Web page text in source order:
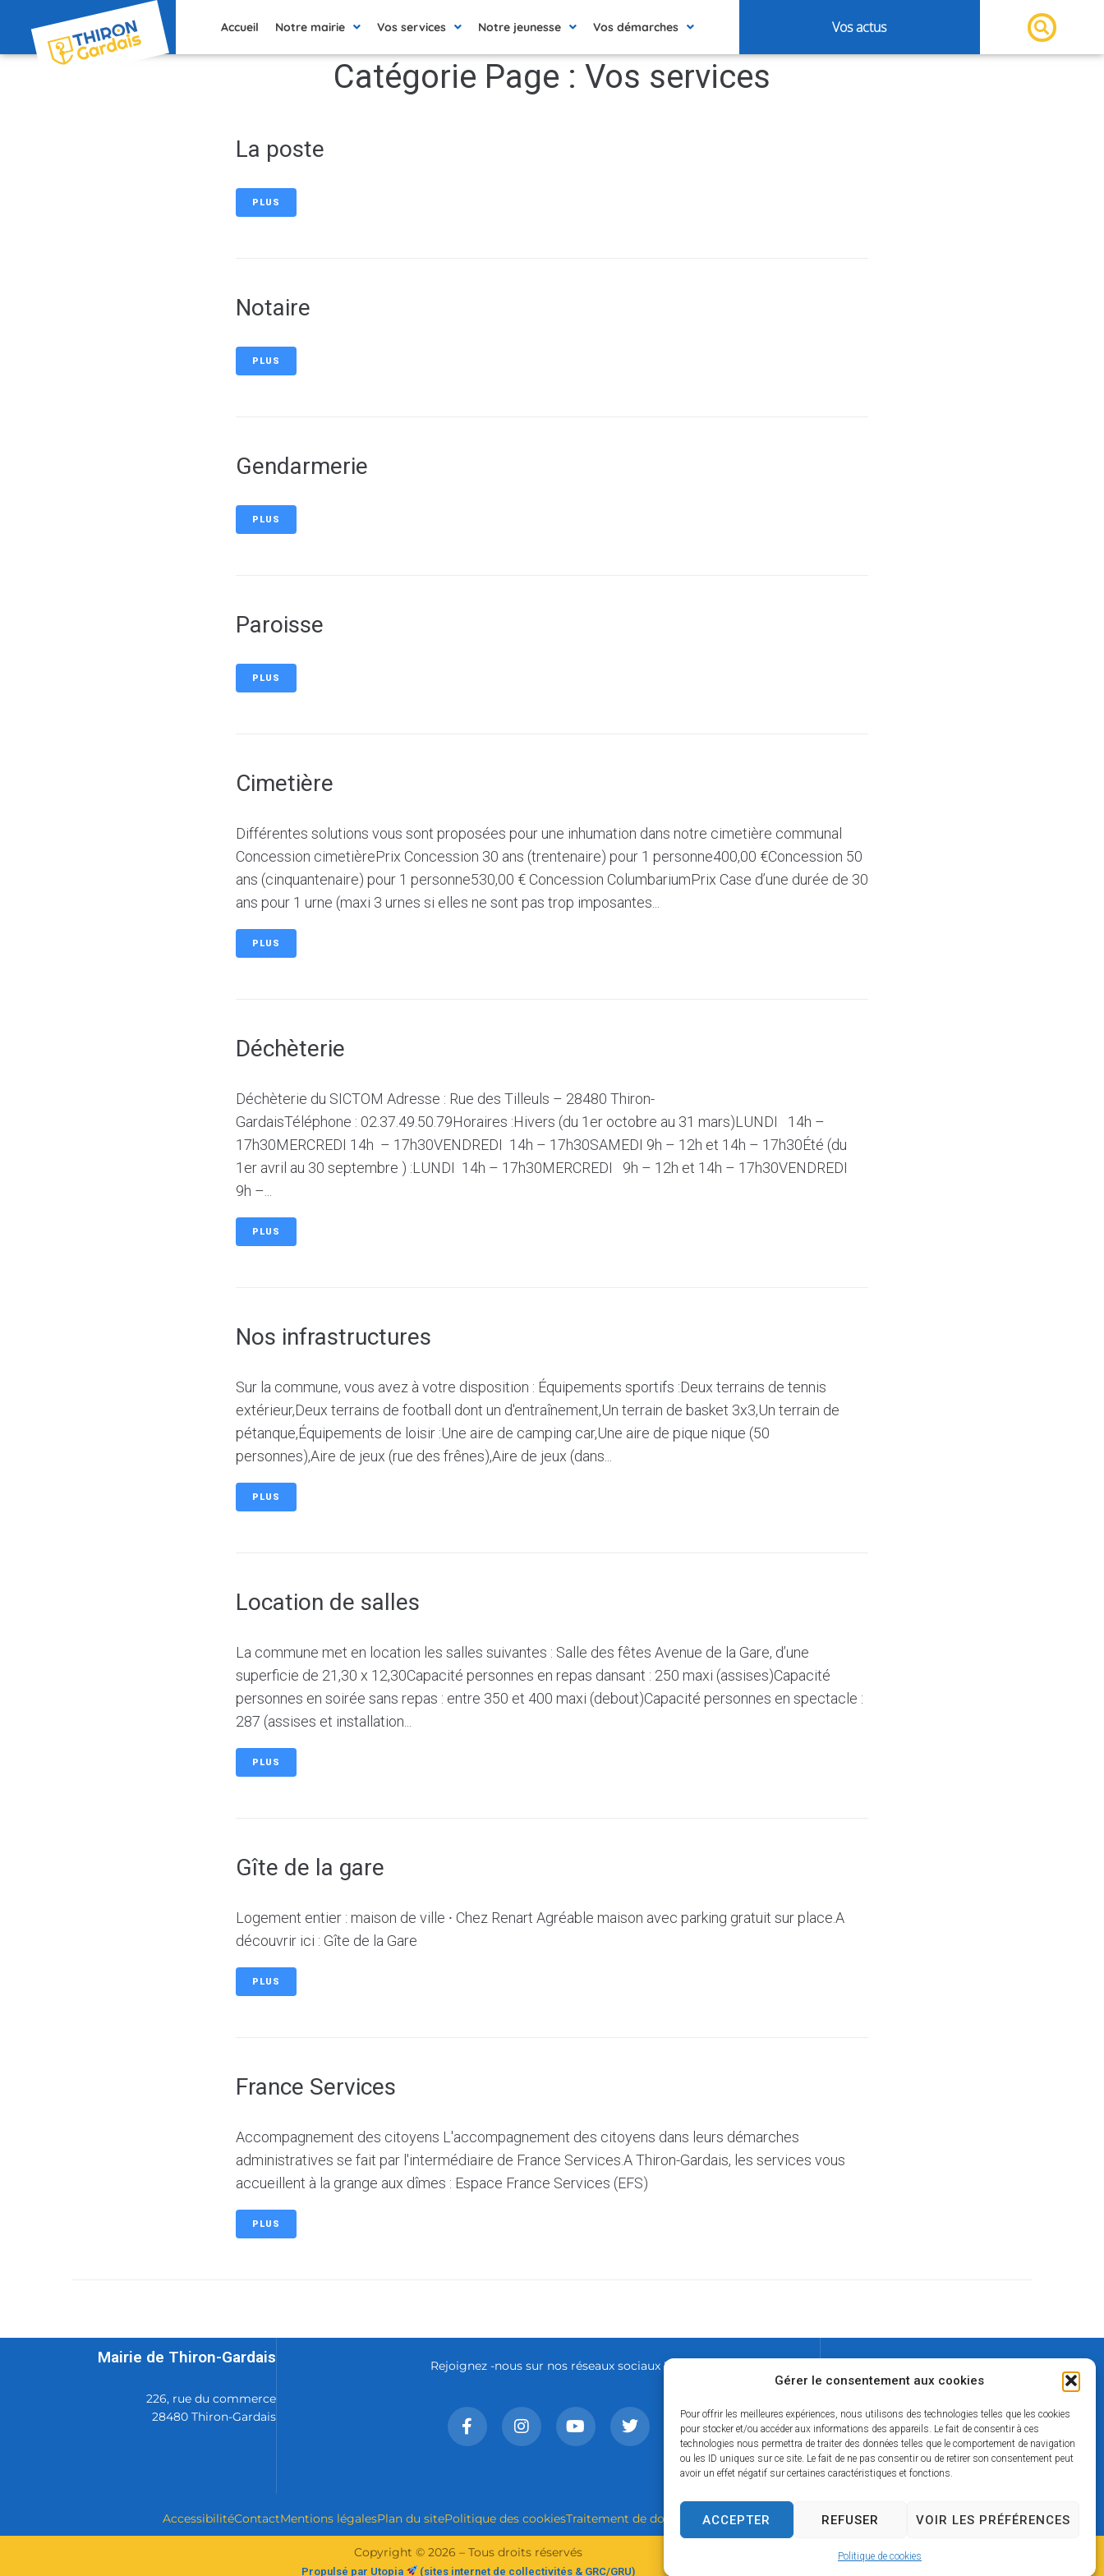
Gérer le consentement aux cookies
Pour offrir les meilleures expériences, nous utilisons des technologies telles que les cookies
pour stocker et/ou accéder aux informations des appareils. Le fait de consentir à ces
technologies nous permettra de traiter des données telles que le comportement de navigation
ou les ID uniques sur ce site. Le fait de ne pas consentir ou de retirer son consentement peut
avoir un effet négatif sur certaines caractéristiques et fonctions.
ACCEPTER REFUSER VOIR LES PRÉFÉRENCES
Politique de cookies
Accueil Notre mairie Vos services Notre jeunesse Vos démarches Vos actus
Catégorie Page : Vos services
La poste
PLUS
Notaire
PLUS
Gendarmerie
PLUS
Paroisse
PLUS
Cimetière
Différentes solutions vous sont proposées pour une inhumation dans notre cimetière communal
Concession cimetièrePrix Concession 30 ans (trentenaire) pour 1 personne400,00 €Concession 50
ans (cinquantenaire) pour 1 personne530,00 € Concession ColumbariumPrix Case d’une durée de 30
ans pour 1 urne (maxi 3 urnes si elles ne sont pas trop imposantes...
PLUS
Déchèterie
Déchèterie du SICTOM Adresse : Rue des Tilleuls – 28480 Thiron-
GardaisTéléphone : 02.37.49.50.79Horaires :Hivers (du 1er octobre au 31 mars)LUNDI 14h –
17h30MERCREDI 14h – 17h30VENDREDI 14h – 17h30SAMEDI 9h – 12h et 14h – 17h30Été (du
1er avril au 30 septembre ) :LUNDI 14h – 17h30MERCREDI 9h – 12h et 14h – 17h30VENDREDI
9h –...
PLUS
Nos infrastructures
Sur la commune, vous avez à votre disposition : Équipements sportifs :Deux terrains de tennis
extérieur,Deux terrains de football dont un d'entraînement,Un terrain de basket 3x3,Un terrain de
pétanque,Équipements de loisir :Une aire de camping car,Une aire de pique nique (50
personnes),Aire de jeux (rue des frênes),Aire de jeux (dans...
PLUS
Location de salles
La commune met en location les salles suivantes : Salle des fêtes Avenue de la Gare, d’une
superficie de 21,30 x 12,30Capacité personnes en repas dansant : 250 maxi (assises)Capacité
personnes en soirée sans repas : entre 350 et 400 maxi (debout)Capacité personnes en spectacle :
287 (assises et installation...
PLUS
Gîte de la gare
Logement entier : maison de ville ⸱ Chez Renart Agréable maison avec parking gratuit sur place.A
découvrir ici : Gîte de la Gare
PLUS
France Services
Accompagnement des citoyens L'accompagnement des citoyens dans leurs démarches
administratives se fait par l'intermédiaire de France Services.A Thiron-Gardais, les services vous
accueillent à la grange aux dîmes : Espace France Services (EFS)
PLUS
Mairie de Thiron-Gardais
226, rue du commerce
28480 Thiron-Gardais
Rejoignez -nous sur nos réseaux sociaux !
lamairie@mairie-thiron-gardais.fr
AccessibilitéContactMentions légalesPlan du sitePolitique des cookiesTraitement de données personnelles
Copyright © 2026 – Tous droits réservés
Propulsé par Utopia (sites internet de collectivités & GRC/GRU)